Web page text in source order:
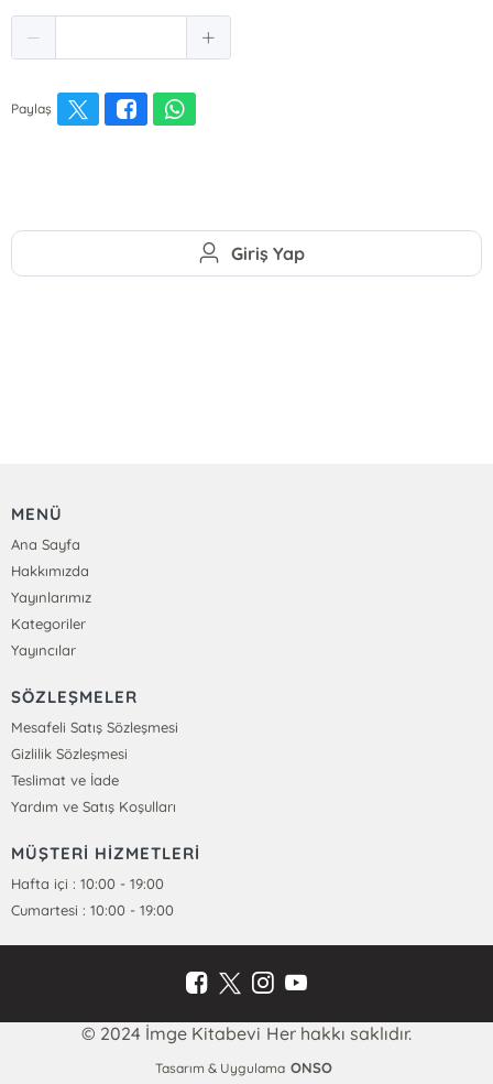
Paylaş
Giriş Yap
MENÜ
Ana Sayfa
Hakkımızda
Yayınlarımız
Kategoriler
Yayıncılar
SÖZLEŞMELER
Mesafeli Satış Sözleşmesi
Gizlilik Sözleşmesi
Teslimat ve İade
Yardım ve Satış Koşulları
MÜŞTERİ HİZMETLERİ
Hafta içi : 10:00 - 19:00
Cumartesi : 10:00 - 19:00
© 2024 İmge Kitabevi Her hakkı saklıdır.
Tasarım & Uygulama ONSO